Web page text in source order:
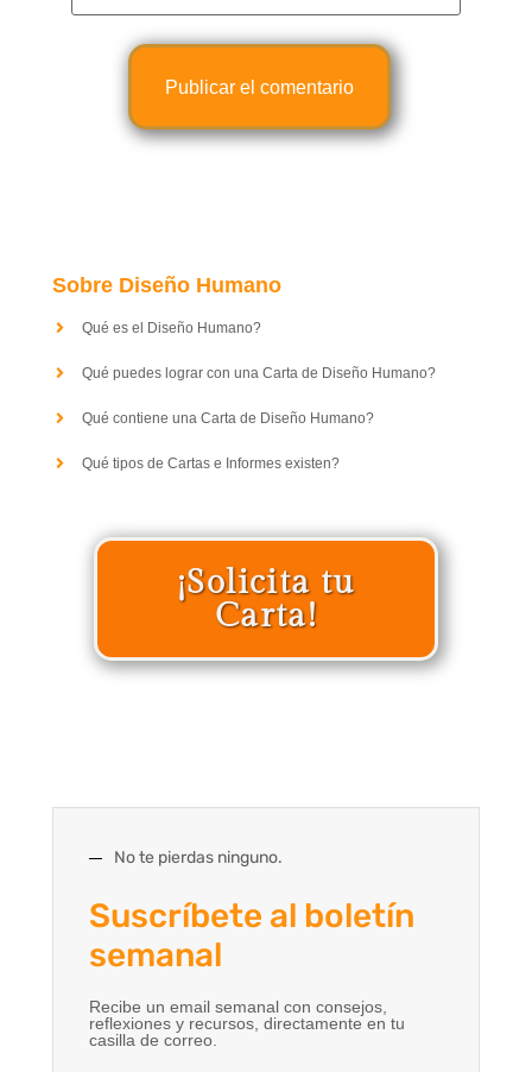
Sobre Diseño Humano
Qué es el Diseño Humano?
Qué puedes lograr con una Carta de Diseño Humano?
Qué contiene una Carta de Diseño Humano?
Qué tipos de Cartas e Informes existen?
¡Solicita tu
Carta!
No te pierdas ninguno.
Suscríbete al boletín
semanal
Recibe un email semanal con consejos,
reflexiones y recursos, directamente en tu
casilla de correo.